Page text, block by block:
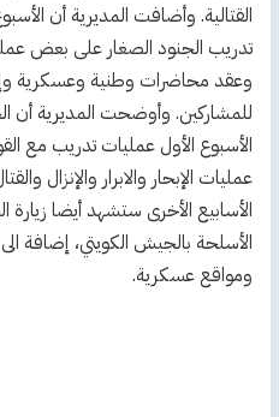
القتالية. وأضافت المديرية أن
تدريب الجنود الصغار على بعض
وعقد محاضرات وطنية وعسكرية
للمشاركين. وأوضحت المديرية أن
الأسبوع الأول عمليات تدريب مع
عمليات الإبحار والابرار والإنزال
الأسابيع الأخرى ستشهد أيضا
الأسلحة بالجيش الكويتي، إضافة
ومواقع عسكرية.